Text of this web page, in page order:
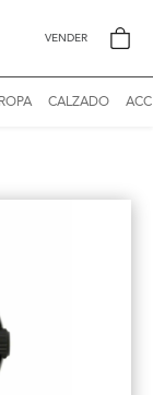
VENDER
ROPA CALZADO